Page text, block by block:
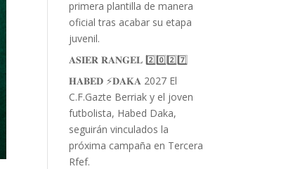
primera plantilla de manera
oficial tras acabar su etapa
juvenil.
𝐀𝐒𝐈𝐄𝐑 𝐑𝐀𝐍𝐆𝐄𝐋 2️⃣0️⃣2️⃣7️⃣
𝐇𝐀𝐁𝐄𝐃 ⚡️𝐃𝐀𝐊𝐀 2027 El
C.F.Gazte Berriak y el joven
futbolista, Habed Daka,
seguirán vinculados la
próxima campaña en Tercera
Rfef.